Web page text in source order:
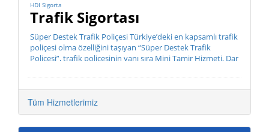
HDI Sigorta
Trafik Sigortası
Süper Destek Trafik Poliçesi Türkiye’deki en kapsamlı trafik
poliçesi olma özelliğini taşıyan “Süper Destek Trafik
Poliçesi”, trafik poliçesinin yanı sıra Mini Tamir Hizmeti, Dar
Tüm Hizmetlerimiz